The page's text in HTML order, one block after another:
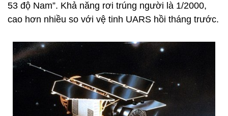
53 độ Nam”. Khả năng rơi trúng người là 1/2000,
cao hơn nhiều so với vệ tinh UARS hồi tháng trước.